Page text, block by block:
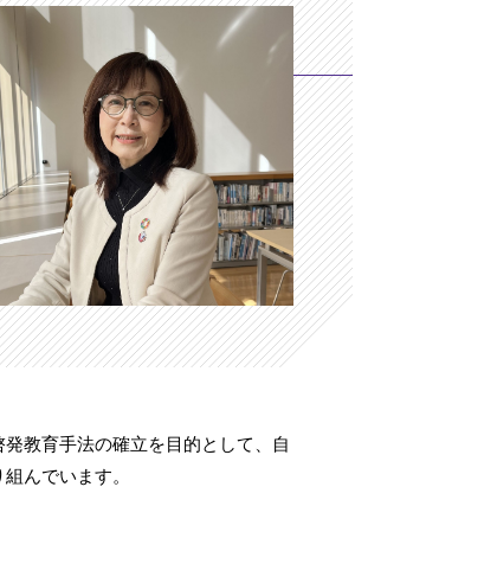
教育手法の確立を目的として、自
んでいます。